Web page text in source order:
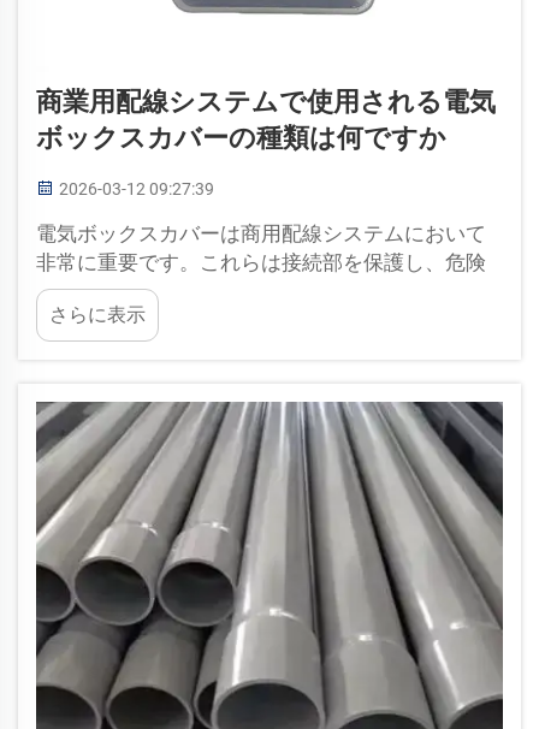
商業用配線システムで使用される電気
ボックスカバーの種類は何ですか
2026-03-12 09:27:39
電気ボックスカバーは商用配線システムにおいて
非常に重要です。これらは接続部を保護し、危険
から安全を確保します。このようなカバーにはさ
まざまな種類があり、それぞれが異なる状況に応
じて設計されています。例えば、一部のカバーは
さらに表示